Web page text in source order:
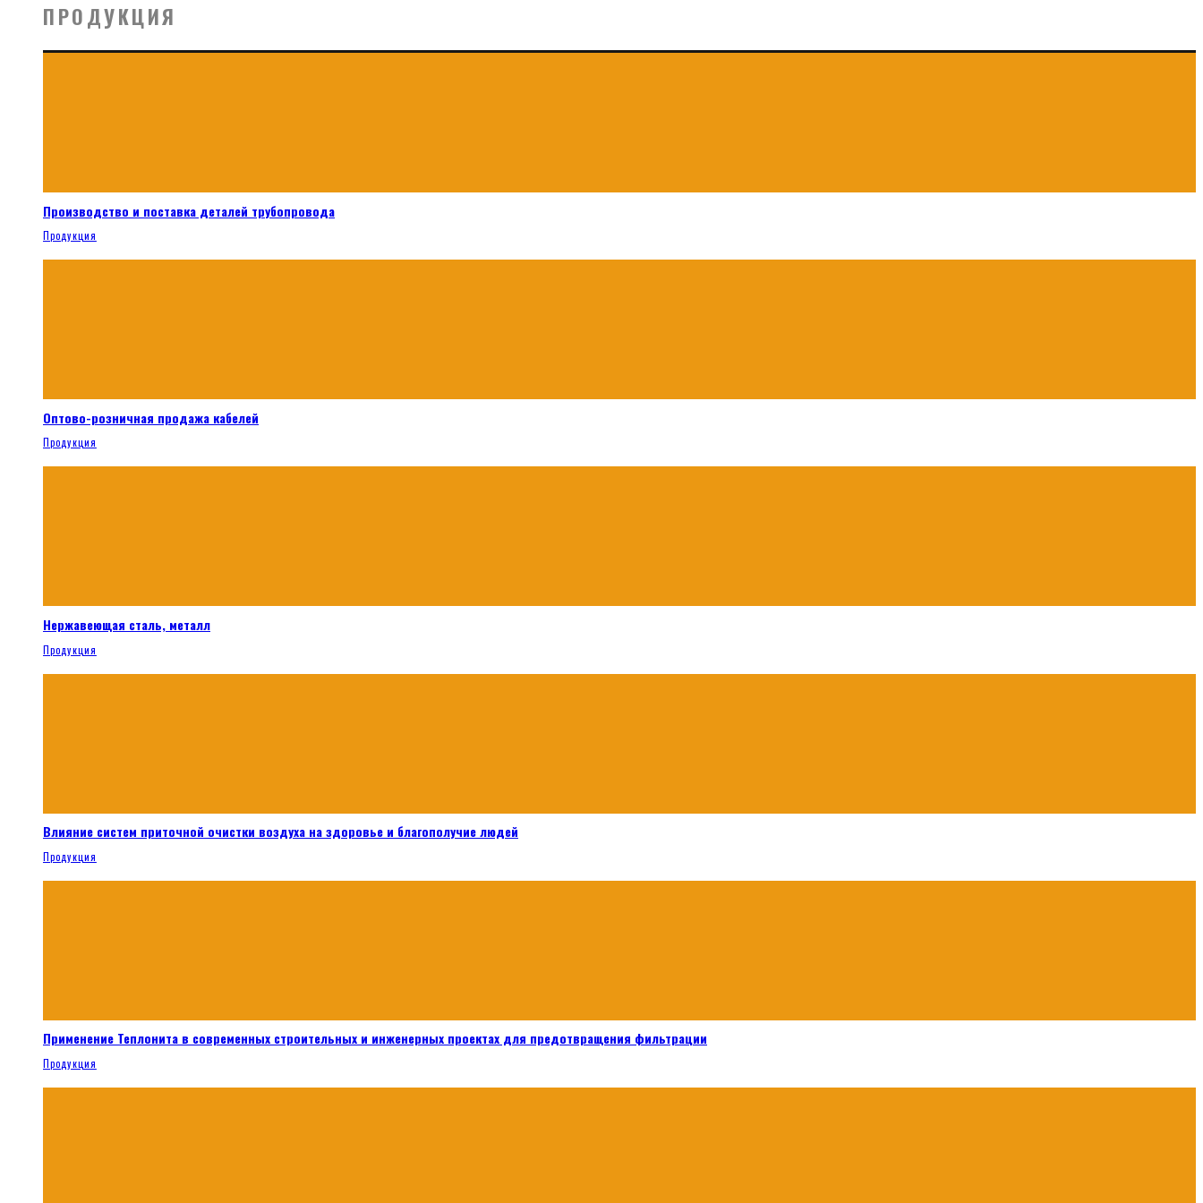
ПРОДУКЦИЯ
Производство и поставка деталей трубопровода
Продукция
Оптово-розничная продажа кабелей
Продукция
Нержавеющая сталь, металл
Продукция
Влияние систем приточной очистки воздуха на здоровье и благополучие людей
Продукция
Применение Теплонита в современных строительных и инженерных проектах для предотвращения фильтрации
Продукция